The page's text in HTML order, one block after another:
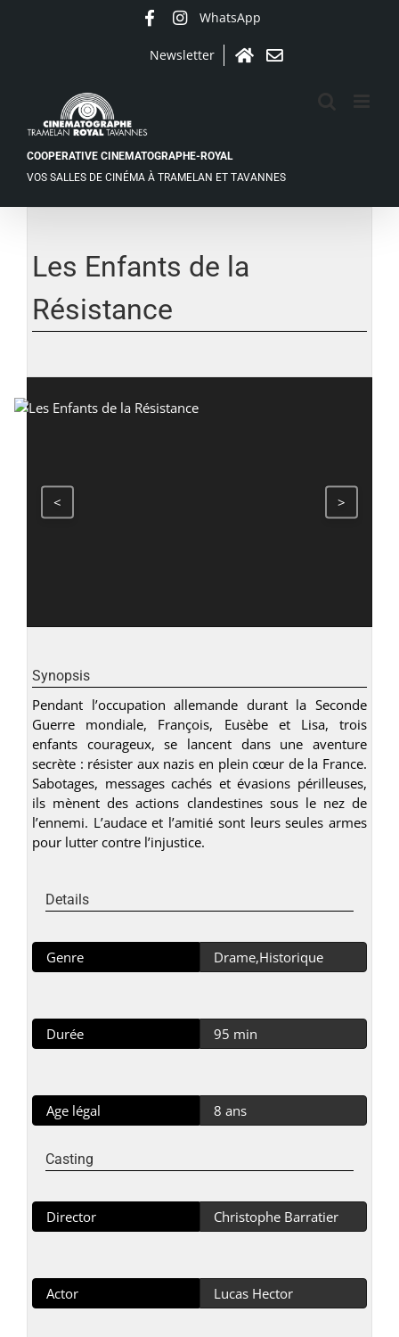
WhatsApp
Newsletter
AccueilContact
COOPERATIVE CINEMATOGRAPHE-ROYAL
VOS SALLES DE CINÉMA À TRAMELAN ET TAVANNES
agrandie
Les Enfants de la
Résistance
< >
Synopsis
Pendant l’occupation allemande durant la Seconde
Guerre mondiale, François, Eusèbe et Lisa, trois
enfants courageux, se lancent dans une aventure
secrète : résister aux nazis en plein cœur de la France.
Sabotages, messages cachés et évasions périlleuses,
ils mènent des actions clandestines sous le nez de
l’ennemi. L’audace et l’amitié sont leurs seules armes
pour lutter contre l’injustice.
Details
Genre Drame,Historique
Durée 95 min
Age légal 8 ans
Casting
Director Christophe Barratier
Actor Lucas Hector